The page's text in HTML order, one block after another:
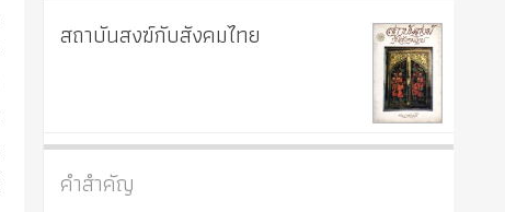
สถาบันสงฆ์กับสังคมไทย
คำสำคัญ